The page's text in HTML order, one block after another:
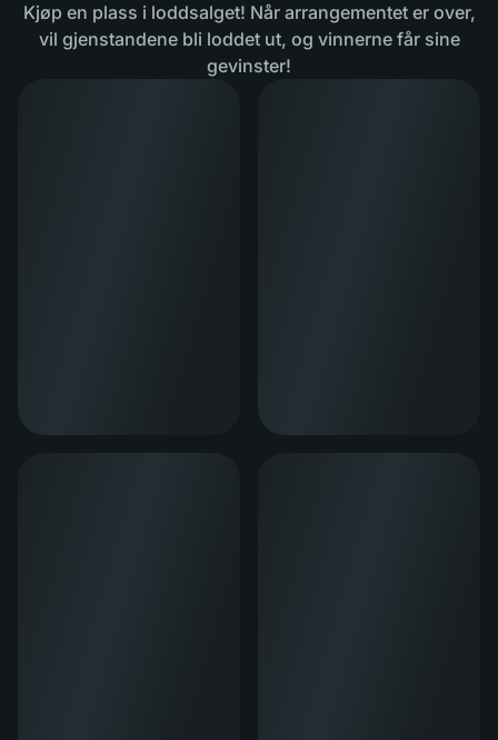
Kjøp en plass i loddsalget! Når arrangementet er over,
vil gjenstandene bli loddet ut, og vinnerne får sine
gevinster!